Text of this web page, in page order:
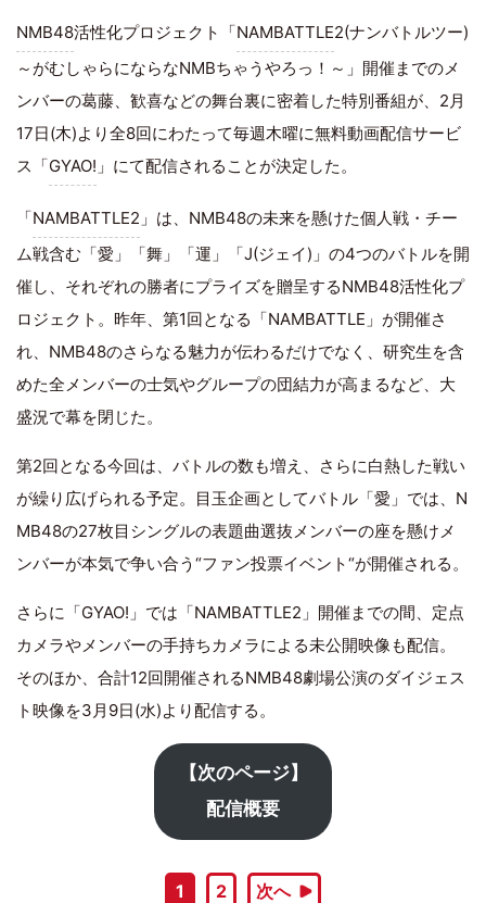
NMB48活性化プロジェクト「NAMBATTLE2(ナンバトルツー)
～がむしゃらにならなNMBちゃうやろっ！～」開催までのメ
ンバーの葛藤、歓喜などの舞台裏に密着した特別番組が、2月
17日(木)より全8回にわたって毎週木曜に無料動画配信サービ
ス「GYAO! 」にて配信されることが決定した。
「NAMBATTLE2 」は、NMB48の未来を懸けた個人戦・チー
ム戦含む「愛」「舞」「運」「J(ジェイ)」の4つのバトルを開
催し、それぞれの勝者にプライズを贈呈するNMB48活性化プ
ロジェクト。昨年、第1回となる「NAMBATTLE」が開催さ
れ、NMB48のさらなる魅力が伝わるだけでなく、研究生を含
めた全メンバーの士気やグループの団結力が高まるなど、大
盛況で幕を閉じた。
第2回となる今回は、バトルの数も増え、さらに白熱した戦い
が繰り広げられる予定。目玉企画としてバトル「愛」では、N
MB48の27枚目シングルの表題曲選抜メンバーの座を懸けメ
ンバーが本気で争い合う“ファン投票イベント“が開催される。
さらに「GYAO!」では「NAMBATTLE2」開催までの間、定点
カメラやメンバーの手持ちカメラによる未公開映像も配信。
そのほか、合計12回開催されるNMB48劇場公演のダイジェス
ト映像を3月9日(水)より配信する。
【次のページ】
配信概要
1 2 次へ